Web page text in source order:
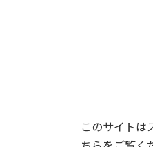
このサイトは